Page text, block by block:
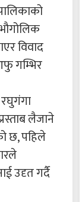
विवाद
गम्भिर
रघुगंगा
लैजाने
छ, पहिले
उदृत गर्दै